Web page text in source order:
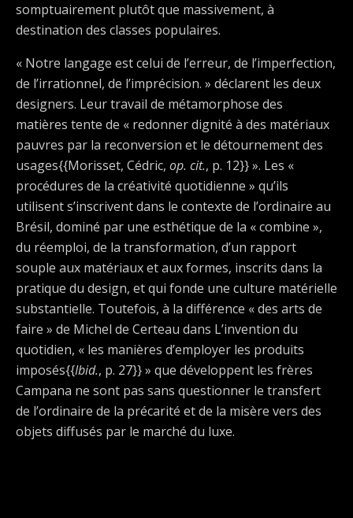
somptuairement plutôt que massivement, à
destination des classes populaires.
« Notre langage est celui de l’erreur, de l’imperfection,
de l’irrationnel, de l’imprécision. » déclarent les deux
designers. Leur travail de métamorphose des
matières tente de « redonner dignité à des matériaux
pauvres par la reconversion et le détournement des
usages{{Morisset, Cédric, op. cit., p. 12}} ». Les «
procédures de la créativité quotidienne » qu’ils
utilisent s’inscrivent dans le contexte de l’ordinaire au
Brésil, dominé par une esthétique de la « combine »,
du réemploi, de la transformation, d’un rapport
souple aux matériaux et aux formes, inscrits dans la
pratique du design, et qui fonde une culture matérielle
substantielle. Toutefois, à la différence « des arts de
faire » de Michel de Certeau dans L’invention du
quotidien, « les manières d’employer les produits
imposés{{Ibid., p. 27}} » que développent les frères
Campana ne sont pas sans questionner le transfert
de l’ordinaire de la précarité et de la misère vers des
objets diffusés par le marché du luxe.